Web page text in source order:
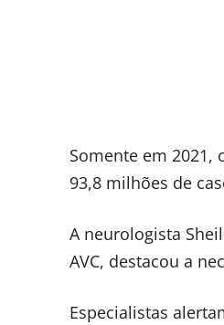
Somente em 2021,
93,8 milhões de
A neurologista
AVC, destacou a
Especialistas